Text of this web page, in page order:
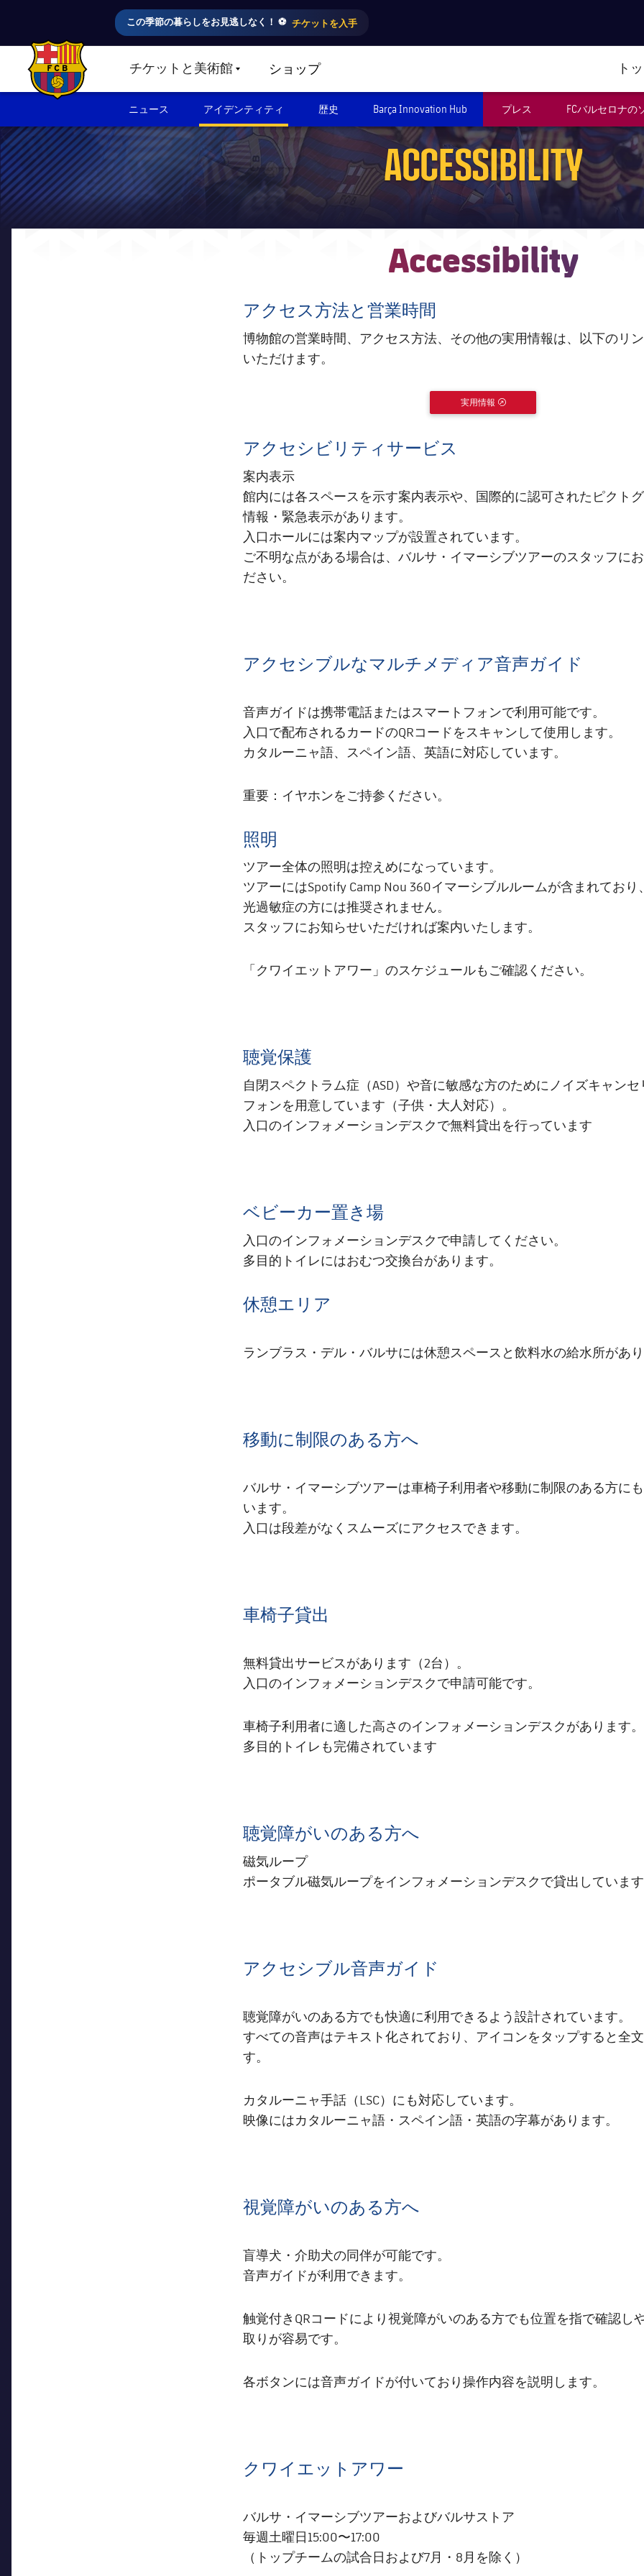
この季節の暮らしをお見逃しなく！ ⚽️ チケットを入手
FC Barcelona club badge チケットと美術館LABEL.SHARE.CARETDOWNショップ ト
ニュース アイデンティティ 歴史 Barça Innovation Hub プレス FCバルセロナの
ACCESSIBILITY
Accessibility
アクセス方法と営業時間
博物館の営業時間、アクセス方法、その他の実用情報は、以下のリ
いただけます。
実用情報 EXTERNAL LINK
アクセシビリティサービス
案内表示
館内には各スペースを示す案内表示や、国際的に認可されたピクト
情報・緊急表示があります。
入口ホールには案内マップが設置されています。
ご不明な点がある場合は、バルサ・イマーシブツアーのスタッフに
ださい。
アクセシブルなマルチメディア音声ガイド
音声ガイドは携帯電話またはスマートフォンで利用可能です。
入口で配布されるカードのQRコードをスキャンして使用します。
カタルーニャ語、スペイン語、英語に対応しています。
重要：イヤホンをご持参ください。
照明
ツアー全体の照明は控えめになっています。
ツアーにはSpotify Camp Nou 360イマーシブルルームが含まれており
光過敏症の方には推奨されません。
スタッフにお知らせいただければ案内いたします。
「クワイエットアワー」のスケジュールもご確認ください。
聴覚保護
自閉スペクトラム症（ASD）や音に敏感な方のためにノイズキャン
フォンを用意しています（子供・大人対応）。
入口のインフォメーションデスクで無料貸出を行っています
ベビーカー置き場
入口のインフォメーションデスクで申請してください。
多目的トイレにはおむつ交換台があります。
休憩エリア
ランブラス・デル・バルサには休憩スペースと飲料水の給水所があ
移動に制限のある方へ
バルサ・イマーシブツアーは車椅子利用者や移動に制限のある方に
います。
入口は段差がなくスムーズにアクセスできます。
車椅子貸出
無料貸出サービスがあります（2台）。
入口のインフォメーションデスクで申請可能です。
車椅子利用者に適した高さのインフォメーションデスクがあります。
多目的トイレも完備されています
聴覚障がいのある方へ
磁気ループ
ポータブル磁気ループをインフォメーションデスクで貸出していま
アクセシブル音声ガイド
聴覚障がいのある方でも快適に利用できるよう設計されています。
すべての音声はテキスト化されており、アイコンをタップすると全
す。
カタルーニャ手話（LSC）にも対応しています。
映像にはカタルーニャ語・スペイン語・英語の字幕があります。
視覚障がいのある方へ
盲導犬・介助犬の同伴が可能です。
音声ガイドが利用できます。
触覚付きQRコードにより視覚障がいのある方でも位置を指で確認し
取りが容易です。
各ボタンには音声ガイドが付いており操作内容を説明します。
クワイエットアワー
バルサ・イマーシブツアーおよびバルサストア
毎週土曜日15:00〜17:00
（トップチームの試合日および7月・8月を除く）